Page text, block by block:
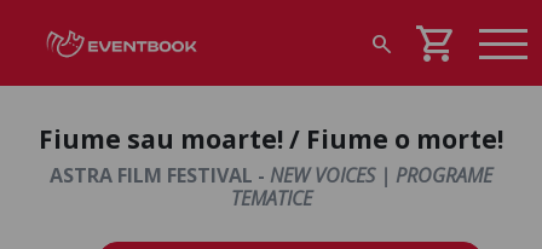
search shopping_cart
Fiume sau moarte! / Fiume o morte!
ASTRA FILM FESTIVAL - NEW VOICES | PROGRAME
TEMATICE